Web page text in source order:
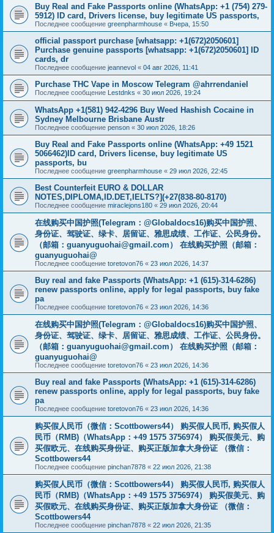
Buy Real and Fake Passports online (WhatsApp: +1 (754) 279-
5912) ID card, Drivers license, buy legitimate US passports,
Последнее сообщение greenpharmhouse « Вчера, 15:50
official passport purchase [whatsapp: +1(672)2050601]
Purchase genuine passports [whatsapp: +1(672)2050601] ID
cards, dr
Последнее сообщение jeannevol « 04 авг 2026, 11:41
Purchase THC Vape in Moscow Telegram @ahrrendaniel
Последнее сообщение Lestdnks « 30 июл 2026, 19:24
WhatsApp +1(581) 942-4296 Buy Weed Hashish Cocaine in
Sydney Melbourne Brisbane Austr
Последнее сообщение penson « 30 июл 2026, 18:26
Buy Real and Fake Passports online (WhatsApp: +49 1521
5066462)ID card, Drivers license, buy legitimate US
passports, bu
Последнее сообщение greenpharmhouse « 29 июл 2026, 22:45
Best Counterfeit EURO & DOLLAR
NOTES,DIPLOMA,ID.DET,IELTS?](+27(838-80-8170)
Последнее сообщение miraclejons180 « 29 июл 2026, 20:44
在线购买中国护照(Telegram：@Globaldocs16)购买中国护照、
身份证、驾驶证、绿卡、居留证、雅思成绩、工作证、公民身份。
（邮箱： guanyuguohai@gmail.com ） 在线购买护照（邮箱：
guanyuguohai@
Последнее сообщение toretovon76 « 23 июл 2026, 14:37
Buy real and fake Passports (WhatsApp: +1 (615)-314-6286)
renew passports online, apply for legal passports, buy fake
pa
Последнее сообщение toretovon76 « 23 июл 2026, 14:36
在线购买中国护照(Telegram：@Globaldocs16)购买中国护照、
身份证、驾驶证、绿卡、居留证、雅思成绩、工作证、公民身份。
（邮箱： guanyuguohai@gmail.com ） 在线购买护照（邮箱：
guanyuguohai@
Последнее сообщение toretovon76 « 23 июл 2026, 14:36
Buy real and fake Passports (WhatsApp: +1 (615)-314-6286)
renew passports online, apply for legal passports, buy fake
pa
Последнее сообщение toretovon76 « 23 июл 2026, 14:36
购买假人民币（微信：Scottbowers44） 购买假人民币, 购买假人
民币（RMB)（WhatsApp：+49 1575 3756974） 购买假美元、购
买假欧元、在线购买身份证、购买正版加拿大身份证 （微信：
Scottbowers44
Последнее сообщение pinchan7878 « 22 июл 2026, 21:38
购买假人民币（微信：Scottbowers44） 购买假人民币, 购买假人
民币（RMB)（WhatsApp：+49 1575 3756974） 购买假美元、购
买假欧元、在线购买身份证、购买正版加拿大身份证 （微信：
Scottbowers44
Последнее сообщение pinchan7878 « 22 июл 2026, 21:35